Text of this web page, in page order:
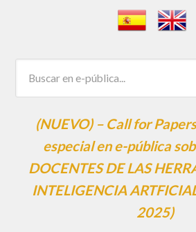
(NUEVO) – Call for
especial en e-pública
DOCENTES DE LAS
INTELIGENCIA
2025)